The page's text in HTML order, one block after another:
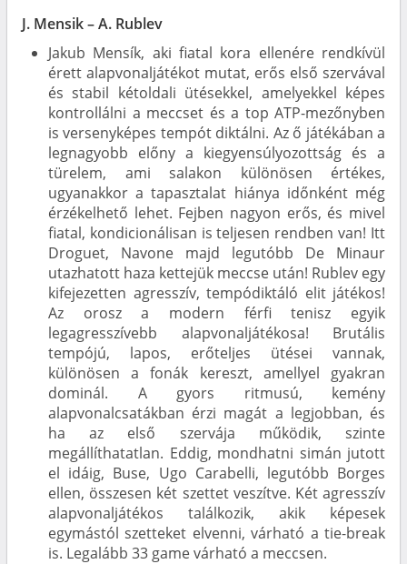
J. Mensik – A. Rublev
Jakub Mensík, aki fiatal kora ellenére rendkívül
érett alapvonaljátékot mutat, erős első szervával
és stabil kétoldali ütésekkel, amelyekkel képes
kontrollálni a meccset és a top ATP-mezőnyben
is versenyképes tempót diktálni. Az ő játékában a
legnagyobb előny a kiegyensúlyozottság és a
türelem, ami salakon különösen értékes,
ugyanakkor a tapasztalat hiánya időnként még
érzékelhető lehet. Fejben nagyon erős, és mivel
fiatal, kondicionálisan is teljesen rendben van! Itt
Droguet, Navone majd legutóbb De Minaur
utazhatott haza kettejük meccse után! Rublev egy
kifejezetten agresszív, tempódiktáló elit játékos!
Az orosz a modern férfi tenisz egyik
legagresszívebb alapvonaljátékosa! Brutális
tempójú, lapos, erőteljes ütései vannak,
különösen a fonák kereszt, amellyel gyakran
dominál. A gyors ritmusú, kemény
alapvonalcsatákban érzi magát a legjobban, és
ha az első szervája működik, szinte
megállíthatatlan. Eddig, mondhatni simán jutott
el idáig, Buse, Ugo Carabelli, legutóbb Borges
ellen, összesen két szettet veszítve. Két agresszív
alapvonaljátékos találkozik, akik képesek
egymástól szetteket elvenni, várható a tie-break
is. Legalább 33 game várható a meccsen.